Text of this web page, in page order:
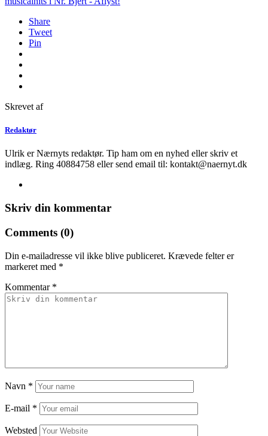
Share
Tweet
Pin
Skrevet af
Redaktør
Ulrik er Nærnyts redaktør. Tip ham om en nyhed eller skriv et
indlæg. Ring 40884758 eller send email til: kontakt@naernyt.dk
Skriv din kommentar
Comments (0)
Din e-mailadresse vil ikke blive publiceret. Krævede felter er
markeret med *
Kommentar *
Navn *
E-mail *
Websted